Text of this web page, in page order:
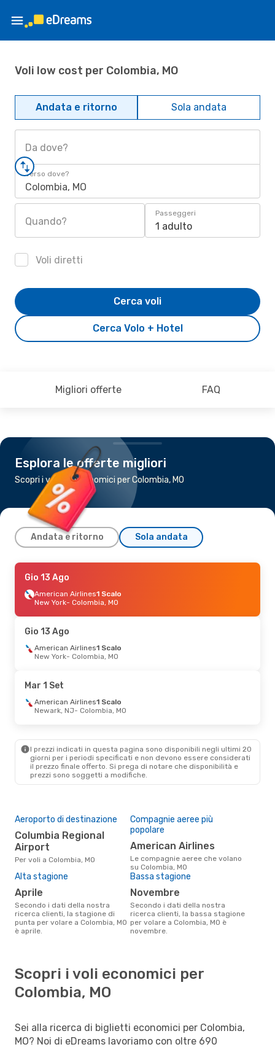
Voli low cost per Colombia, MO
Andata e ritorno Sola andata
Da dove?
Verso dove?
Colombia, MO
Quando?
Passeggeri
1 adulto
Voli diretti
Cerca Volo + Hotel
Cerca voli
Migliori offerte FAQ
Esplora le offerte migliori
Scopri i voli più economici per Colombia, MO
Andata e ritorno Sola andata
Mer 26 Ago
American Airlines1 Scalo
Los Angeles
Colombia, MO
- Los Angeles
Ven 2 Ott- Lun 5 Ott
American Airlines
Colombia, MO
Napoli - Colombia, MO
American Airlines2 Scali
Colombia, MO - Napoli
Gio 13 Ago
American Airlines1 Scalo
New York- Colombia, MO
Gio 13 Ago
American Airlines1 Scalo
New York- Colombia, MO
Mar 1 Set
American Airlines1 Scalo
Newark, NJ- Colombia, MO
I prezzi indicati in questa pagina sono disponibili negli ultimi 20
giorni per i periodi specificati e non devono essere considerati
il ​​prezzo finale offerto. Si prega di notare che disponibilità e
prezzi sono soggetti a modifiche.
Aeroporto di destinazione
Columbia Regional
Airport
Per voli a Colombia, MO
Compagnie aeree più
popolare
American Airlines
Le compagnie aeree che volano
su Colombia, MO
Alta stagione
aprile
Secondo i dati della nostra
ricerca clienti, la stagione di
punta per volare a Colombia, MO
è aprile.
Bassa stagione
novembre
Secondo i dati della nostra
ricerca clienti, la bassa stagione
per volare a Colombia, MO è
novembre.
Scopri i voli economici per
Colombia, MO
Sei alla ricerca di biglietti economici per Colombia,
MO? Noi di eDreams lavoriamo con oltre 690